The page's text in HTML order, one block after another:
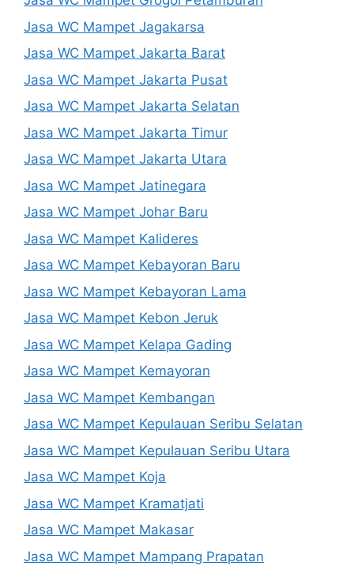
Jasa WC Mampet Jagakarsa
Jasa WC Mampet Jakarta Barat
Jasa WC Mampet Jakarta Pusat
Jasa WC Mampet Jakarta Selatan
Jasa WC Mampet Jakarta Timur
Jasa WC Mampet Jakarta Utara
Jasa WC Mampet Jatinegara
Jasa WC Mampet Johar Baru
Jasa WC Mampet Kalideres
Jasa WC Mampet Kebayoran Baru
Jasa WC Mampet Kebayoran Lama
Jasa WC Mampet Kebon Jeruk
Jasa WC Mampet Kelapa Gading
Jasa WC Mampet Kemayoran
Jasa WC Mampet Kembangan
Jasa WC Mampet Kepulauan Seribu Selatan
Jasa WC Mampet Kepulauan Seribu Utara
Jasa WC Mampet Koja
Jasa WC Mampet Kramatjati
Jasa WC Mampet Makasar
Jasa WC Mampet Mampang Prapatan